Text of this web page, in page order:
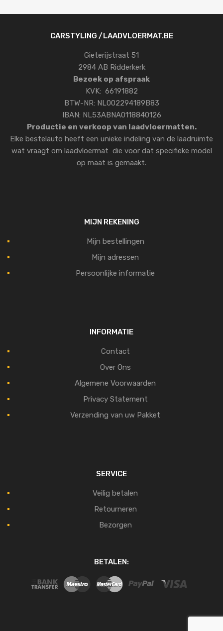
CARSTYLING /LAADVLOERMAT.BE
Gieterijstraat 51
2984 AB Ridderkerk
Bezoek op afspraak
KVK: 66191882
BTW-NR: NL002294189B83
IBAN: NL53ABNA0118840126
Productie en verkoop van laadvloermatten.
Elke bestelauto heeft een unieke indeling van de laadruimte
wat vraagt om laadvloermat die voor dat specifieke model
op maat is gemaakt.
MIJN REKENING
Mijn bestellingen
Mijn adressen
Persoonlijke informatie
INFORMATIE
Contact
Over Ons
Algemene Voorwaarden
Privacy Statement
Verzending van uw Pakket
SERVICE
Veilig betalen
Retourneren
Bezorgen
BETALEN: